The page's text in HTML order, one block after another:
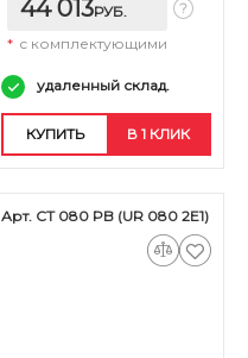
44 013РУБ.
* с комплектующими
удаленный склад.
КУПИТЬ В 1 КЛИК
Арт. CT 080 PB (UR 080 2E1)